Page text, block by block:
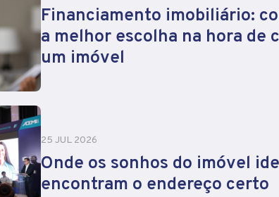
Financiamento imobiliário:
a melhor escolha na hora de
um imóvel
25 JUL 2026
Onde os sonhos do imóvel
encontram o endereço certo